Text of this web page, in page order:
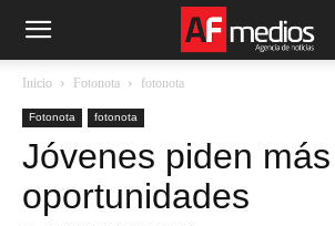
Inicio Fotonota fotonota
Fotonota fotonota
Jóvenes piden más
oportunidades